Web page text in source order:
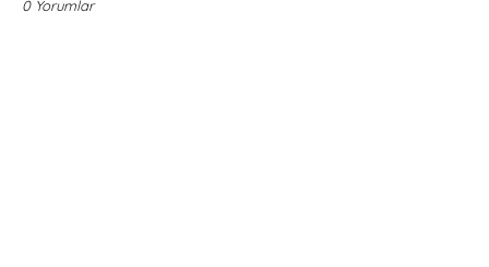
0 Yorumlar